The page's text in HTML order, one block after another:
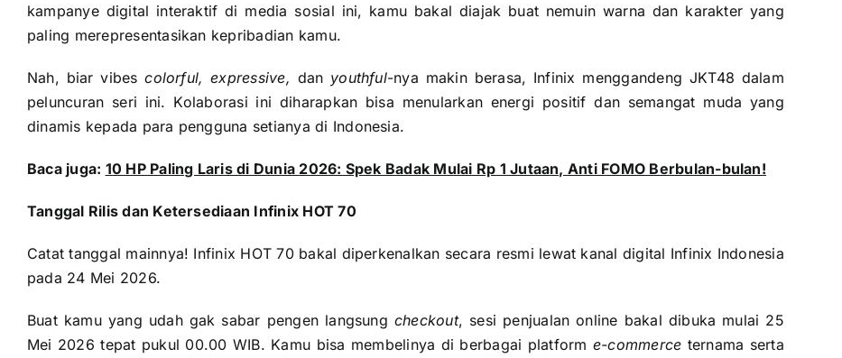
kampanye digital interaktif di media sosial ini, kamu bakal diajak buat nemuin warna dan karakter yang
paling merepresentasikan kepribadian kamu.
Nah, biar vibescolorful, expressive, dan youthful-nya makin berasa, Infinix menggandeng JKT48 dalam
peluncuran seri ini. Kolaborasi ini diharapkan bisa menularkan energi positif dan semangat muda yang
dinamis kepada para pengguna setianya di Indonesia.
Baca juga: 10 HP Paling Laris di Dunia 2026: Spek Badak Mulai Rp 1 Jutaan, Anti FOMO Berbulan-bulan!
Tanggal Rilis dan Ketersediaan Infinix HOT 70
Catat tanggal mainnya! Infinix HOT 70 bakal diperkenalkan secara resmi lewat kanal digital Infinix Indonesia
pada 24 Mei 2026.
Buat kamu yang udah gak sabar pengen langsung checkout, sesi penjualan online bakal dibuka mulai 25
Mei 2026 tepat pukul 00.00 WIB. Kamu bisa membelinya di berbagai platform e-commerce ternama serta